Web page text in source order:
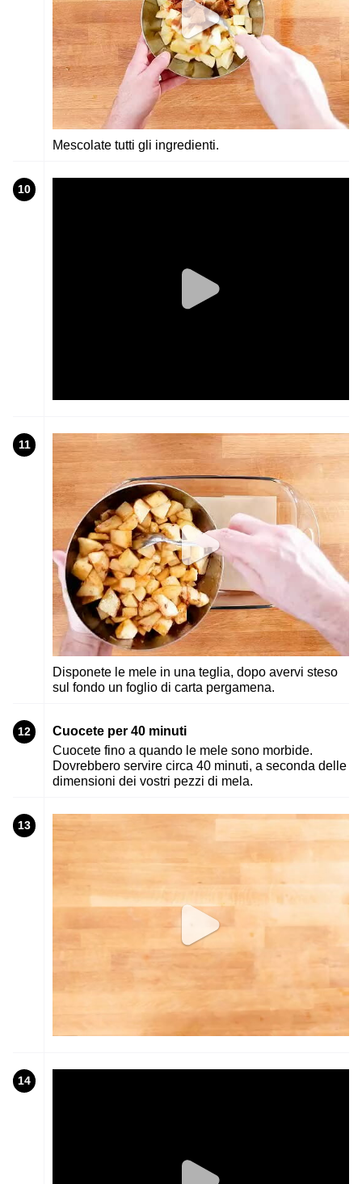
Mescolate tutti gli ingredienti.
10
11
Disponete le mele in una teglia, dopo avervi steso
sul fondo un foglio di carta pergamena.
12
Cuocete per 40 minuti
Cuocete fino a quando le mele sono morbide.
Dovrebbero servire circa 40 minuti, a seconda delle
dimensioni dei vostri pezzi di mela.
13
14